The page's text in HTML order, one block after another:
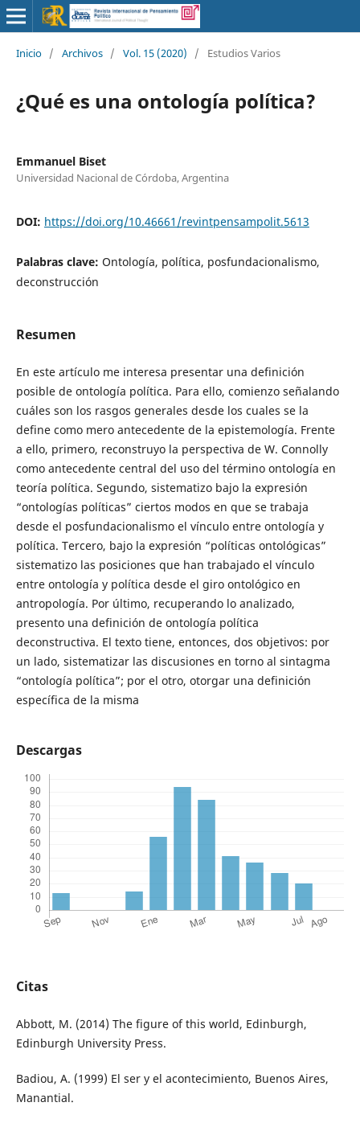
Inicio / Archivos / Vol. 15 (2020) / Estudios Varios
¿Qué es una ontología política?
Emmanuel Biset
Universidad Nacional de Córdoba, Argentina
DOI: https://doi.org/10.46661/revintpensampolit.5613
Palabras clave: Ontología, política, posfundacionalismo,
deconstrucción
Resumen
En este artículo me interesa presentar una definición
posible de ontología política. Para ello, comienzo señalando
cuáles son los rasgos generales desde los cuales se la
define como mero antecedente de la epistemología. Frente
a ello, primero, reconstruyo la perspectiva de W. Connolly
como antecedente central del uso del término ontología en
teoría política. Segundo, sistematizo bajo la expresión
“ontologías políticas” ciertos modos en que se trabaja
desde el posfundacionalismo el vínculo entre ontología y
política. Tercero, bajo la expresión “políticas ontológicas”
sistematizo las posiciones que han trabajado el vínculo
entre ontología y política desde el giro ontológico en
antropología. Por último, recuperando lo analizado,
presento una definición de ontología política
deconstructiva. El texto tiene, entonces, dos objetivos: por
un lado, sistematizar las discusiones en torno al sintagma
“ontología política”; por el otro, otorgar una definición
específica de la misma
Descargas
Citas
Abbott, M. (2014) The figure of this world, Edinburgh,
Edinburgh University Press.
Badiou, A. (1999) El ser y el acontecimiento, Buenos Aires,
Manantial.